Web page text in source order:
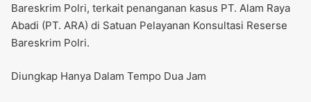
Bareskrim Polri, terkait penanganan kasus PT. Alam Raya
Abadi (PT. ARA) di Satuan Pelayanan Konsultasi Reserse
Bareskrim Polri.
Diungkap Hanya Dalam Tempo Dua Jam